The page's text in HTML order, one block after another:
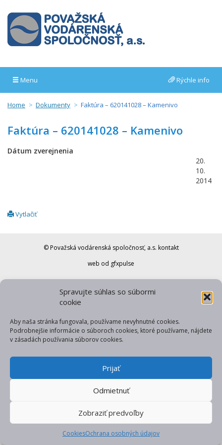
Spravujte súhlas so súbormi
cookie
Aby naša stránka fungovala, používame nevyhnutné cookies.
Podrobnejšie informácie o súboroch cookies, ktoré používame, nájdete
v zásadách používania súborov cookies.
Prijať
Odmietnuť
Zobraziť predvoľby
CookiesOchrana osobných údajov
Menu Rýchle info
Home Dokumenty Faktúra – 620141028 – Kamenivo
Faktúra – 620141028 – Kamenivo
Dátum zverejnenia
20.
10.
2014
Vytlačiť
© Považská vodárenská spoločnosť, a.s. kontakt
web od gfxpulse